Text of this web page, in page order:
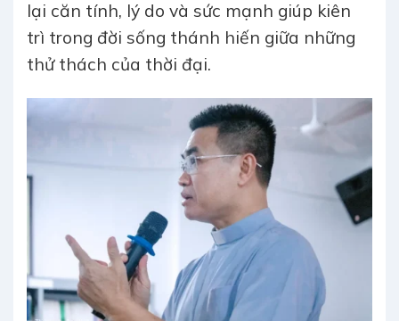
lại căn tính, lý do và sức mạnh giúp kiên
trì trong đời sống thánh hiến giữa những
thử thách của thời đại.